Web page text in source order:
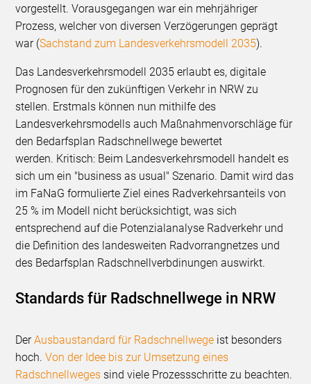
vorgestellt. Vorausgegangen war ein mehrjähriger
Prozess, welcher von diversen Verzögerungen geprägt
war (Sachstand zum Landesverkehrsmodell 2035).
Das Landesverkehrsmodell 2035 erlaubt es, digitale
Prognosen für den zukünftigen Verkehr in NRW zu
stellen. Erstmals können nun mithilfe des
Landesverkehrsmodells auch Maßnahmenvorschläge für
den Bedarfsplan Radschnellwege bewertet
werden. Kritisch: Beim Landesverkehrsmodell handelt es
sich um ein "business as usual" Szenario. Damit wird das
im FaNaG formulierte Ziel eines Radverkehrsanteils von
25 % im Modell nicht berücksichtigt, was sich
entsprechend auf die Potenzialanalyse Radverkehr und
die Definition des landesweiten Radvorrangnetzes und
des Bedarfsplan Radschnellverbdinungen auswirkt.
Standards für Radschnellwege in NRW
DerAusbaustandard für Radschnellwege ist besonders
hoch.Von der Idee bis zur Umsetzung eines
Radschnellweges sind viele Prozessschritte zu beachten.